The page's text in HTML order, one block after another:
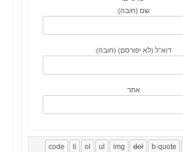
שם (חובה):
דוא"ל (לא יפורסם) (חובה):
אתר: